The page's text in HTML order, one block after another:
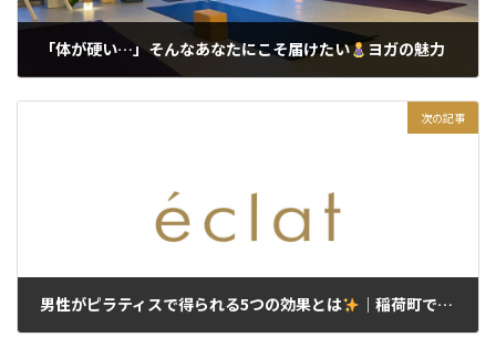
「体が硬い…」そんなあなたにこそ届けたい ヨガの魅力
次の記事
男性がピラティスで得られる5つの効果とは ｜稲荷町で始める新習慣